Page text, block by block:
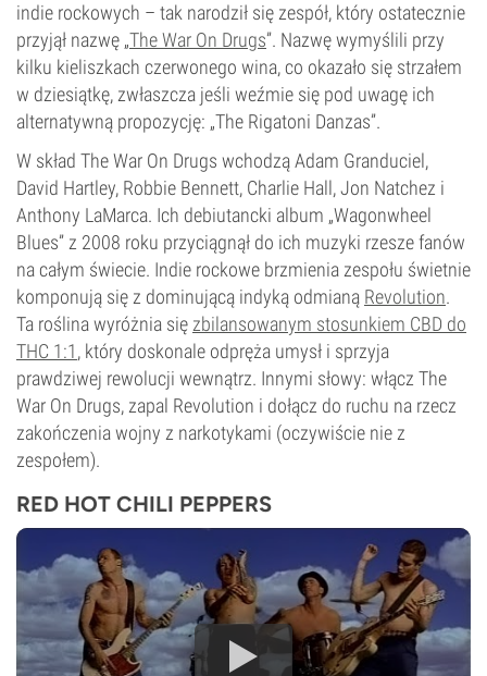
indie rockowych – tak narodził się zespół, który ostatecznie
przyjął nazwę „The War On Drugs”. Nazwę wymyślili przy
kilku kieliszkach czerwonego wina, co okazało się strzałem
w dziesiątkę, zwłaszcza jeśli weźmie się pod uwagę ich
alternatywną propozycję: „The Rigatoni Danzas”.
W skład The War On Drugs wchodzą Adam Granduciel,
David Hartley, Robbie Bennett, Charlie Hall, Jon Natchez i
Anthony LaMarca. Ich debiutancki album „Wagonwheel
Blues” z 2008 roku przyciągnął do ich muzyki rzesze fanów
na całym świecie. Indie rockowe brzmienia zespołu świetnie
komponują się z dominującą indyką odmianą Revolution.
Ta roślina wyróżnia się zbilansowanym stosunkiem CBD do
THC 1:1, który doskonale odpręża umysł i sprzyja
prawdziwej rewolucji wewnątrz. Innymi słowy: włącz The
War On Drugs, zapal Revolution i dołącz do ruchu na rzecz
zakończenia wojny z narkotykami (oczywiście nie z
zespołem).
RED HOT CHILI PEPPERS